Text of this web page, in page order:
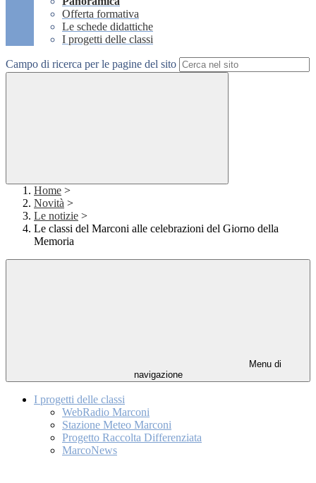
Offerta formativa
Le schede didattiche
I progetti delle classi
Campo di ricerca per le pagine del sito
Home >
Novità >
Le notizie >
Le classi del Marconi alle celebrazioni del Giorno della
Memoria
Menu di
navigazione
I progetti delle classi
WebRadio Marconi
Stazione Meteo Marconi
Progetto Raccolta Differenziata
MarcoNews